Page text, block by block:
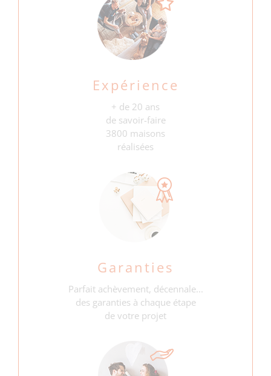
Expérience
+ de 20 ans
de savoir-faire
3800 maisons
réalisées
Garanties
Parfait achèvement, décennale...
des garanties à chaque étape
de votre projet